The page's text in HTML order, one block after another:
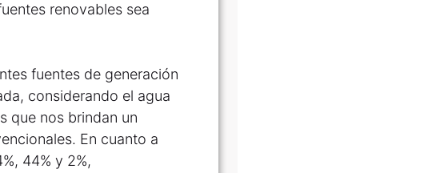
renovables sea
fuentes de generación
considerando el agua
que nos brindan un
En cuanto a
44% y 2%,